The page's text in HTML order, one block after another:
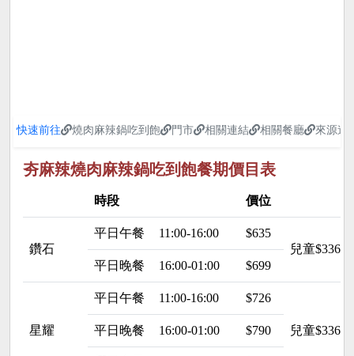
快速前往 燒肉麻辣鍋吃到飽 門市 相關連結 相關餐廳 來源連
夯麻辣燒肉麻辣鍋吃到飽餐期價目表
時段 價位
鑽石
平日午餐 11:00-16:00
$635
兒童
平日晚餐
16:00-01:00 $699
星耀
平日午餐 11:00-16:00 $726
兒童
平日晚餐 16:00-01:00 $790